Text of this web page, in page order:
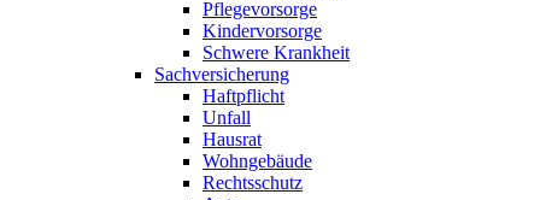
Pflegevorsorge
Kindervorsorge
Schwere Krankheit
Sachversicherung
Haftpflicht
Unfall
Hausrat
Wohngebäude
Rechtsschutz